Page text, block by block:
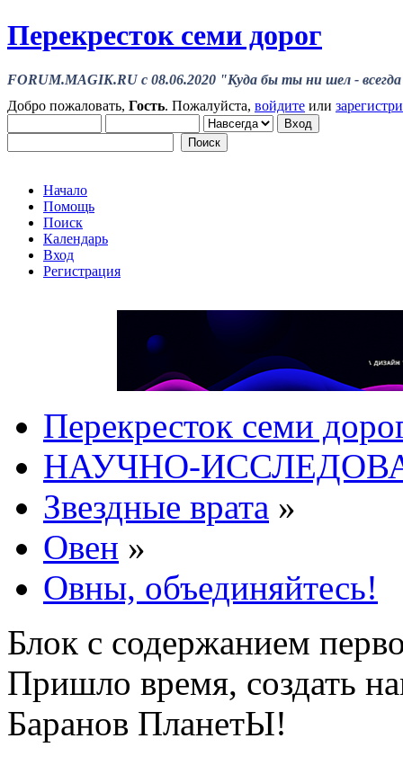
Перекресток семи дорог
FORUM.MAGIK.RU c 08.06.2020 "Куда бы ты ни шел - всегда
Добро пожаловать, Гость. Пожалуйста, войдите или
Начало
Помощь
Поиск
Календарь
Вход
Регистрация
Перекресток семи
НАУЧНО-
Звездные врата »
Овен »
Овны, объединяйтесь!
Блок с содержанием
Пришло время, создать
Баранов ПланетЫ!